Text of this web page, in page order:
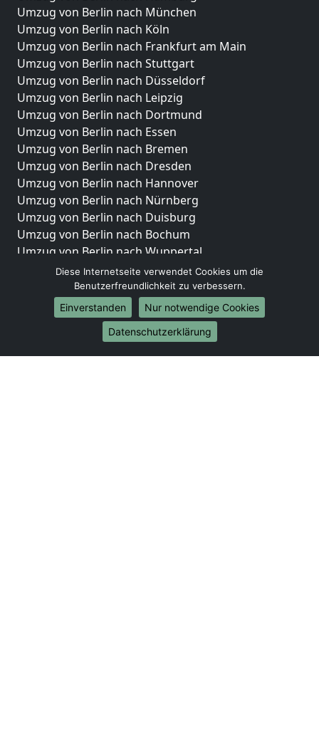
Umzug von Berlin nach München
Umzug von Berlin nach Köln
Umzug von Berlin nach Frankfurt am Main
Umzug von Berlin nach Stuttgart
Umzug von Berlin nach Düsseldorf
Umzug von Berlin nach Leipzig
Umzug von Berlin nach Dortmund
Umzug von Berlin nach Essen
Umzug von Berlin nach Bremen
Umzug von Berlin nach Dresden
Umzug von Berlin nach Hannover
Umzug von Berlin nach Nürnberg
Umzug von Berlin nach Duisburg
Umzug von Berlin nach Bochum
Umzug von Berlin nach Wuppertal
Umzug von Berlin nach Bielefeld
Umzug von Berlin nach Bonn
Umzug von Berlin nach Münster
Internationale-Umzüge
Umzug von Berlin nach Brasilien
Diese Internetseite verwendet Cookies um die
Benutzerfreundlichkeit zu verbessern.
Einverstanden
Nur notwendige Cookies
Datenschutzerklärung